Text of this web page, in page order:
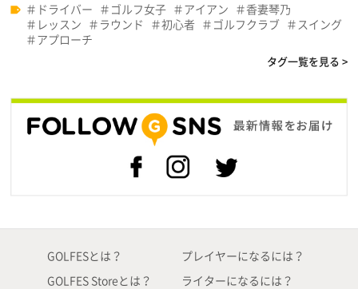
ドライバー ゴルフ女子 アイアン
香妻琴乃
レッスン
ラウンド 初心者 ゴルフクラブ
スイング
アプローチ
タグ一覧を見る >
GOLFESとは？
GOLFES Storeとは？
プレイヤーになるには？
ライターになるには？